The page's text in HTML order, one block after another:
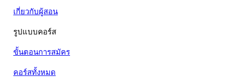
เกี่ยวกับผู้สอน
รูปแบบคอร์ส
ขั้นตอนการสมัคร
คอร์สทั้งหมด